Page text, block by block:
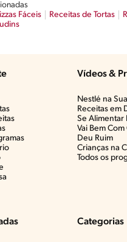
Fáceis
Receitas de Tortas
Vídeos &
Nestlé na
Receitas em
Se Alimentar
Vai Bem Com
Deu Ruim​
Crianças na
Todos os
Categorias